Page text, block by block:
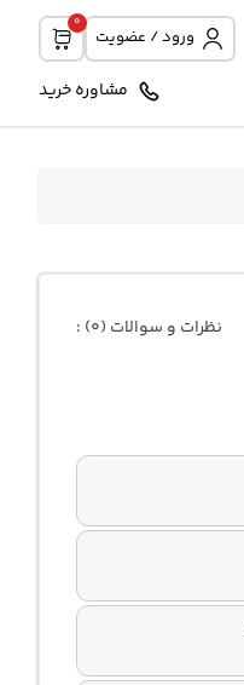
ورود / عضویت
0
مشاوره خرید
نظرات و سوالات (0) :